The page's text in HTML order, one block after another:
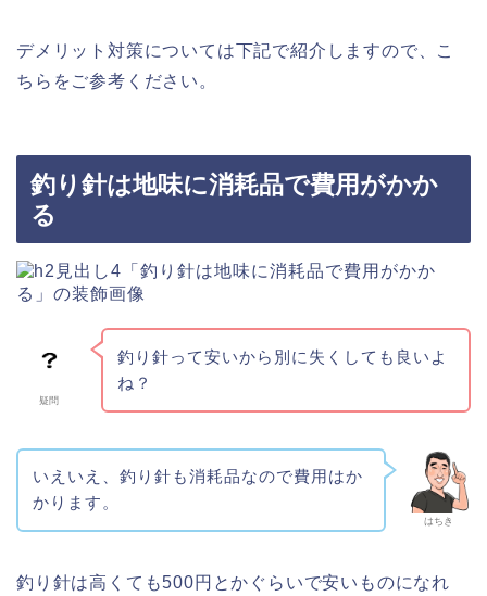
デメリット対策については下記で紹介しますので、こ
ちらをご参考ください。
釣り針は地味に消耗品で費用がかか
る
疑問
釣り針って安いから別に失くしても良いよ
ね？
はちき
いえいえ、釣り針も消耗品なので費用はか
かります。
釣り針は高くても500円とかぐらいで安いものになれ